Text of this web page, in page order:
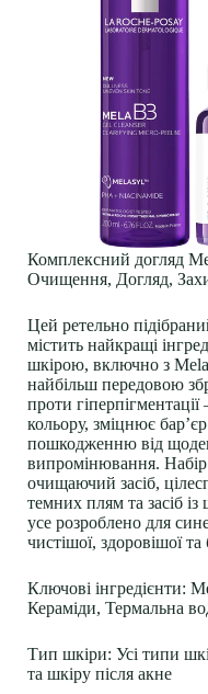
Комплексний догляд
Очищення, Догляд,
Цей ретельно
містить найкращі
шкірою, включно з
найбільш передовою
проти
кольору, зміцнює
пошкодженню від
випромінювання.
очищаючий засіб,
темних плям та засіб
усе розроблено для
чистішої, здоровішої
Ключові інгредієнти:
Кераміди, Термальна
Тип шкіри: Усі типи
та шкіру після акне